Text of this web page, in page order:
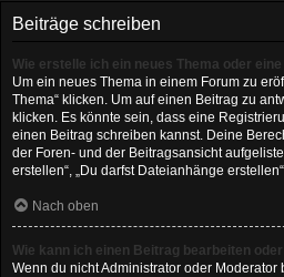
Beiträge schreiben
Wie erstelle ich ein neues Thema oder
Um ein neues Thema in einem Forum zu
Thema“ klicken. Um auf einen Beitrag zu
klicken. Es könnte sein, dass eine
einen Beitrag schreiben kannst. Deine
der Foren- und der Beitragsansicht
erstellen“, „Du darfst Dateianhänge
Nach oben
Wie kann ich einen Beitrag bearbeiten
Wenn du nicht Administrator oder